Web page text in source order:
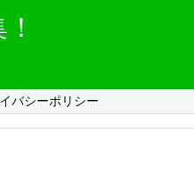
バシーポリシー